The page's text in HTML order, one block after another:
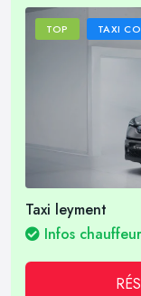
TOP TAXI
Taxi leyment
Infos chauffeur